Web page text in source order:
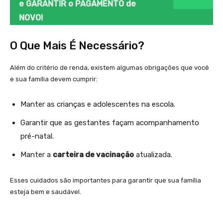
e GARANTIR o PAGAMENTO de
NOVO!
O Que Mais É Necessário?
Além do critério de renda, existem algumas obrigações que você
e sua família devem cumprir:
Manter as crianças e adolescentes na escola.
Garantir que as gestantes façam acompanhamento
pré-natal.
Manter a carteira de vacinação atualizada.
Esses cuidados são importantes para garantir que sua família
esteja bem e saudável.